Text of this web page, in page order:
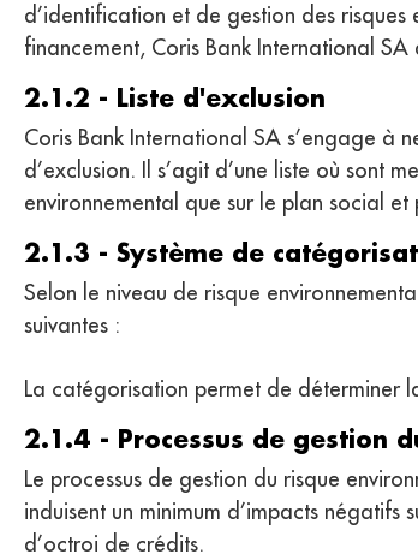
d’identification et de gestion des
financement, Coris Bank International
2.1.2 - Liste d'exclusion
Coris Bank International SA s’engage à
d’exclusion. Il s’agit d’une liste où sont
environnemental que sur le plan social
2.1.3 - Système de
Selon le niveau de risque
suivantes :
La catégorisation permet de déterminer
2.1.4 - Processus de gestion
Le processus de gestion du risque
induisent un minimum d’impacts
d’octroi de crédits.